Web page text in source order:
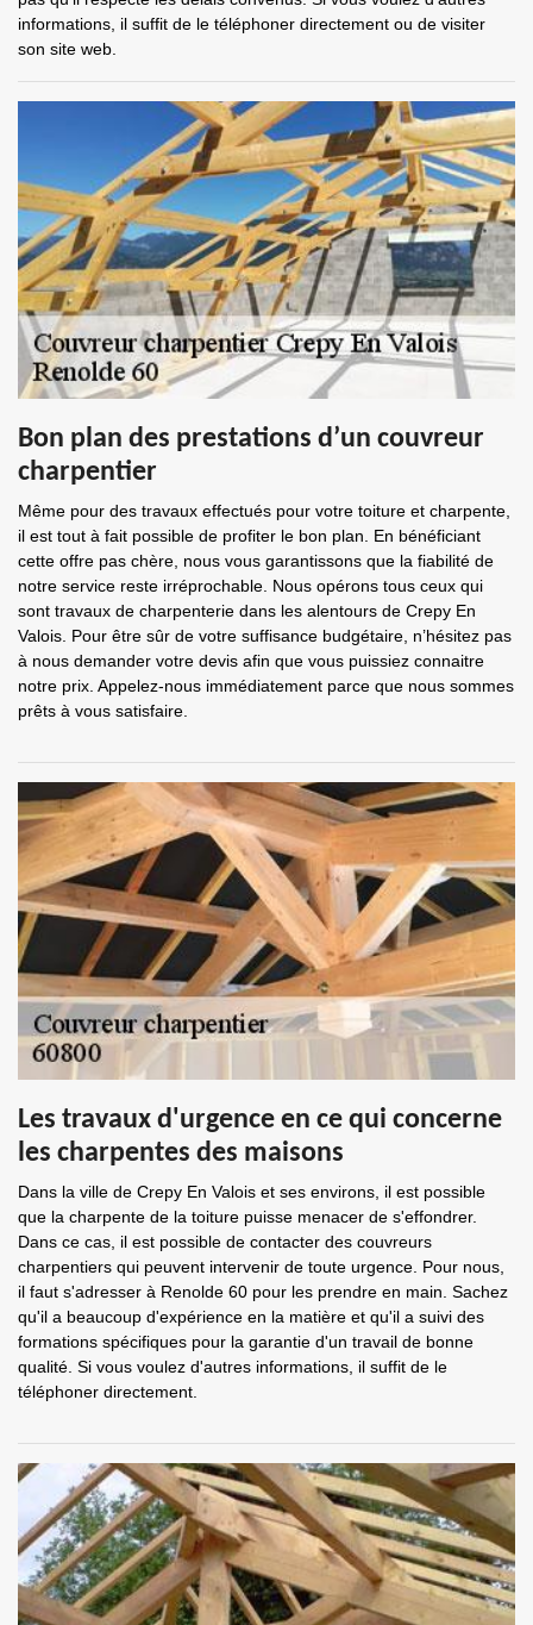
informations, il suffit de le téléphoner directement ou de visiter
son site web.
Bon plan des prestations d’un couvreur
charpentier
Même pour des travaux effectués pour votre toiture et charpente,
il est tout à fait possible de profiter le bon plan. En bénéficiant
cette offre pas chère, nous vous garantissons que la fiabilité de
notre service reste irréprochable. Nous opérons tous ceux qui
sont travaux de charpenterie dans les alentours de Crepy En
Valois. Pour être sûr de votre suffisance budgétaire, n’hésitez pas
à nous demander votre devis afin que vous puissiez connaitre
notre prix. Appelez-nous immédiatement parce que nous sommes
prêts à vous satisfaire.
Les travaux d'urgence en ce qui concerne
les charpentes des maisons
Dans la ville de Crepy En Valois et ses environs, il est possible
que la charpente de la toiture puisse menacer de s'effondrer.
Dans ce cas, il est possible de contacter des couvreurs
charpentiers qui peuvent intervenir de toute urgence. Pour nous,
il faut s'adresser à Renolde 60 pour les prendre en main. Sachez
qu'il a beaucoup d'expérience en la matière et qu'il a suivi des
formations spécifiques pour la garantie d'un travail de bonne
qualité. Si vous voulez d'autres informations, il suffit de le
téléphoner directement.